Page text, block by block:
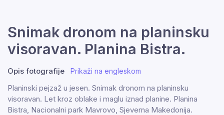
Snimak dronom na planinsku
visoravan. Planina Bistra.
Opis fotografije Prikaži na engleskom
Planinski pejzaž u jesen. Snimak dronom na planinsku
visoravan. Let kroz oblake i maglu iznad planine. Planina
Bistra, Nacionalni park Mavrovo, Sjeverna Makedonija.